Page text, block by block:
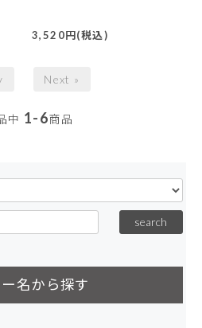
3,520円(税込)
Next »
中 1-6商品
名から探す